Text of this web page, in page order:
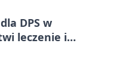
DPS w
leczenie i